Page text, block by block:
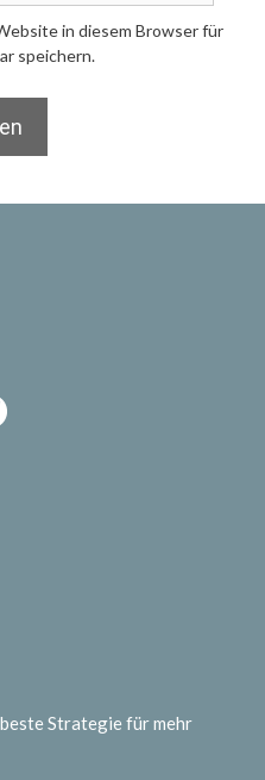
in diesem Browser für
speichern.
Strategie für mehr